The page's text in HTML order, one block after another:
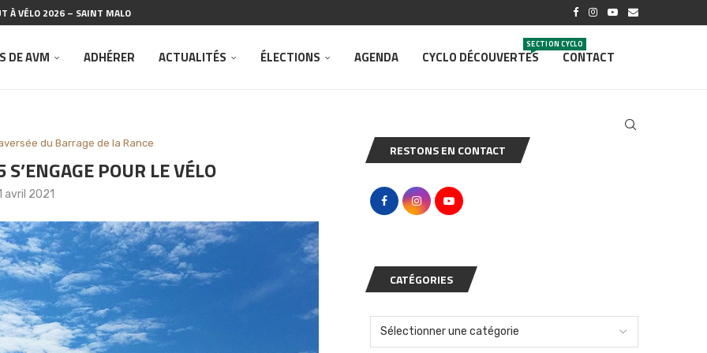
À VÉLO 2026 – SAINT MALO
DE AVM ADHÉRER ACTUALITÉS ÉLECTIONS AGENDA CYCLO DÉCOUVERTES
SECTION CYCLO
CONTACT
du Barrage de la Rance
POUR LE VÉLO
avril 2021
RESTONS EN CONTACT
CATÉGORIES